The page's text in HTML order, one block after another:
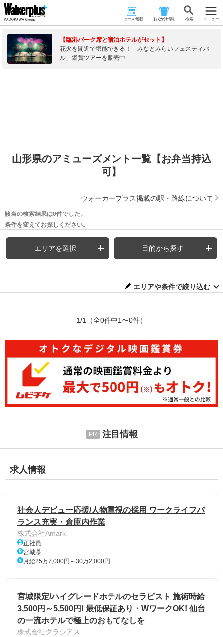
ニュース･連載 おでかけ情報 検 索 メニュー
【臨港パーク席と宿泊ホテルがセット】
花火を間近で堪能できる！「みなとみらいフェスティバ
ル」鑑賞ツアーを販売中
山形県のアミューズメント一覧【お弁当持込
可】
ウォーカープラス掲載の駅・路線について
該当の検索結果は0件でした。
条件を変えてお探しください。
エリアを選択 目的から探す
エリアや条件で絞り込む
1/1 （全0件中1〜0件）
注目情報
求人情報
社会人デビュー応援/人物重視の採用 ワークライフバ
ランス充実・倉庫内作業
株式会社Amark
正社員
宮城県
月給25万7,000円～30万2,000円
宮城限定/ハイグレードホテルのセラピスト 施術時給
3,500円～5,500円! 最低保証あり・WワークOK! 仙台
の一流ホテルで極上のおもてなしを
株式会社グラシアス